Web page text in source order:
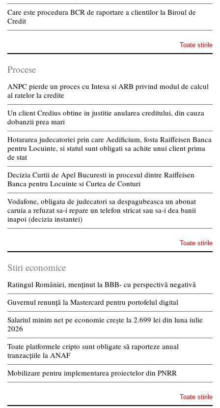
Care este procedura BCR de raportare a clientilor la Biroul de
Credit
Toate stirile
Procese
ANPC pierde un proces cu Intesa si ARB privind modul de calcul
al ratelor la credite
Un client Credius obtine in justitie anularea creditului, din cauza
dobanzii prea mari
Hotararea judecatoriei prin care Aedificium, fosta Raiffeisen Banca
pentru Locuinte, si statul sunt obligati sa achite unui client prima
de stat
Decizia Curtii de Apel Bucuresti in procesul dintre Raiffeisen
Banca pentru Locuinte si Curtea de Conturi
Vodafone, obligata de judecatori sa despagubeasca un abonat
caruia a refuzat sa-i repare un telefon stricat sau sa-i dea banii
inapoi (decizia instantei)
Toate stirile
Stiri economice
Ratingul României, menținut la BBB- cu perspectivă negativă
Guvernul renunță la Mastercard pentru portofelul digital
Salariul minim net pe economie crește la 2.699 lei din luna iulie
2026
Toate platformele cripto sunt obligate să raporteze anual
tranzacțiile la ANAF
Mobilizare pentru implementarea proiectelor din PNRR
Toate stirile